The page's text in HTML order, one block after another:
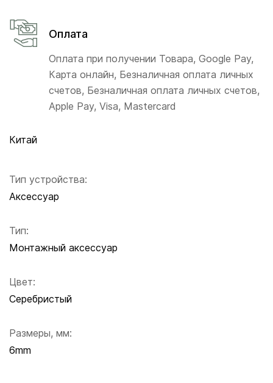
Китай
Тип устройства:
Аксессуар
Тип:
Монтажный аксессуар
Цвет:
Серебристый
Размеры, мм:
6mm
Оплата
Оплата при получении Товара, Google Pay,
Карта онлайн, Безналичная оплата личных
счетов, Безналичная оплата личных счетов,
Apple Pay, Visa, Mastercard